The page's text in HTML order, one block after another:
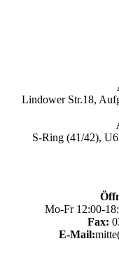
Lindower Str.18,
S-Ring (41/42),
Mo-Fr 12:00-
Fax:
E-Mail: